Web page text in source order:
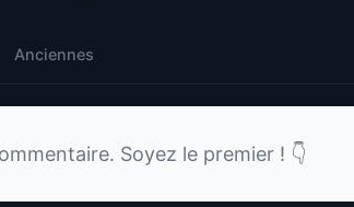
Anciennes
Soyez le premier ! 👇